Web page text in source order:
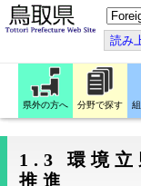
こ
の
ペ
ー
ジ
翻
訳
す
読み
県外の方へ 分野で探す
1.3 環境立
推進